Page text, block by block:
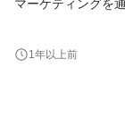
マーケティングを通
ただきます。 ◇こんなことをお任せします！◇ ・比較サイトのラ
ンキング設定：商
1年以上前